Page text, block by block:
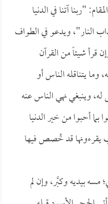
"ربنا آتنا في الدنيا
النار"، ويدعو في الطواف
قرأ شيئاً من القرآن
يتناقله الناس أو
وينبغي نهي الناس عنه
أحبوا من خير الدنيا
قد خُصص فيها
مسه بيديه وكبَّر، وإن لم